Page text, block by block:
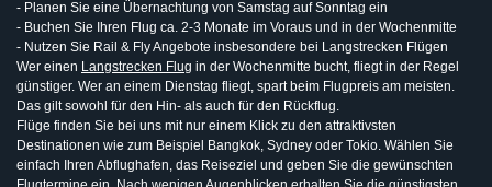
- Planen Sie eine Übernachtung von Samstag auf Sonntag ein
- Buchen Sie Ihren Flug ca. 2-3 Monate im Voraus und in der Wochenmitte
- Nutzen Sie Rail & Fly Angebote insbesondere bei Langstrecken Flügen
Wer einen Langstrecken Flug in der Wochenmitte bucht, fliegt in der Regel
günstiger. Wer an einem Dienstag fliegt, spart beim Flugpreis am meisten.
Das gilt sowohl für den Hin- als auch für den Rückflug.
Flüge finden Sie bei uns mit nur einem Klick zu den attraktivsten
Destinationen wie zum Beispiel Bangkok, Sydney oder Tokio. Wählen Sie
einfach Ihren Abflughafen, das Reiseziel und geben Sie die gewünschten